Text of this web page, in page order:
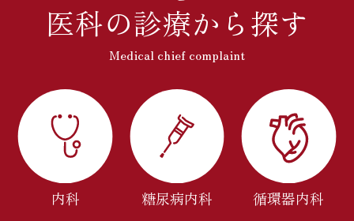
医科の診療から探す
Medical chief complaint
内科 糖尿病内科 循環器内科